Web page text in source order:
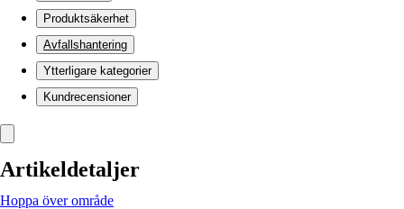
Produktsäkerhet
Avfallshantering
Ytterligare kategorier
Kundrecensioner
Artikeldetaljer
Hoppa över område